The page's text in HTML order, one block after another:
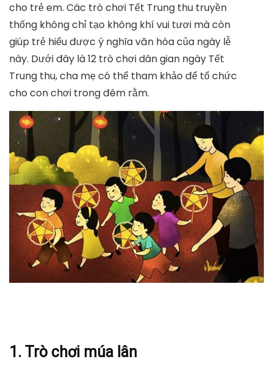
cho trẻ em. Các trò chơi Tết Trung thu truyền
thống không chỉ tạo không khí vui tươi mà còn
giúp trẻ hiểu được ý nghĩa văn hóa của ngày lễ
này. Dưới đây là 12 trò chơi dân gian ngày Tết
Trung thu, cha mẹ có thể tham khảo để tổ chức
cho con chơi trong đêm rằm.
1. Trò chơi múa lân